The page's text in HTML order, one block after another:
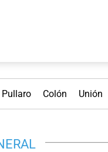
Colón Unión